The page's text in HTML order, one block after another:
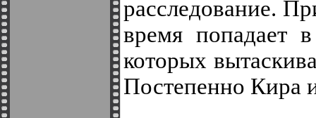
расследование.
время попадает
которых
Постепенно Кира